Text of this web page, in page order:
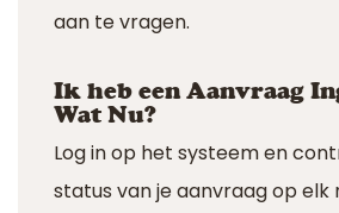
aan te vragen.
Ik heb een Aanvraag
Wat Nu?
Log in op het systeem en
status van je aanvraag op elk